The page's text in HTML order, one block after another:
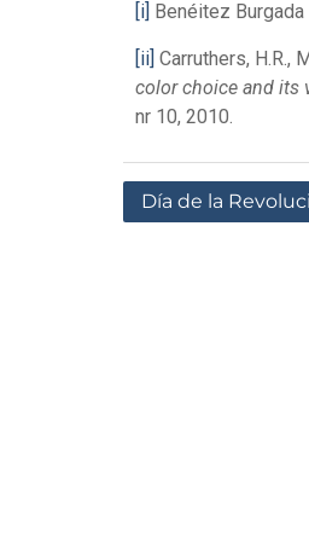
[i] Benéitez Burgada
[ii] Carruthers, H.R.,
color choice and its
nr 10, 2010.
Día de la